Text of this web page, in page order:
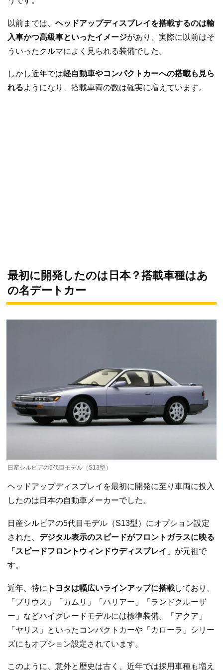
以前までは、 ヘッドアップディスプレイを搭載するのは輸
入車かつ高級車といったイメージがあり、実際に以前はそ
ういったクルマによく見られる装備でした。
しかし近年では軽自動車やコンパクトカーへの搭載も見ら
れるようになり、搭載車両の数は確実に増えています。
最初に開発したのは日本？搭載車種はあ
の名デートカー
日産シルビアの5代目モデル（S13型）
ヘッドアップディスプレイを最初に開発に至り車両に投入
したのは日本の自動車メーカーでした。
日産シルビアの5代目モデル（S13型）にオプション設定
された、 デジタル表示のスピードがフロントガラスに映る
「スピードフロントウィンドウディスプレイ」 が元祖で
す。
近年、特に トヨタは幅広いラインアップに搭載しており、
「プリウス」「カムリ」「ハリアー」「ランドクルーザ
ー」などハイグレードモデルには標準装備。「アクア」
「ヤリス」といったコンパクトカーや「カローラ」シリー
ズにもオプション設定されています。
このように、意外と歴史は古く、近年では採用車種も増え